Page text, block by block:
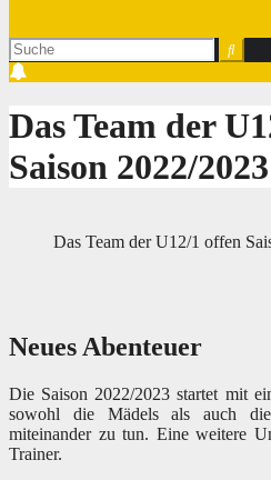
Das Team der
Saison 2022/2023
Das Team der U12/1 offen
Neues Abenteuer
Die Saison 2022/2023 startet mit
sowohl die Mädels als auch
miteinander zu tun. Eine weitere
Trainer.